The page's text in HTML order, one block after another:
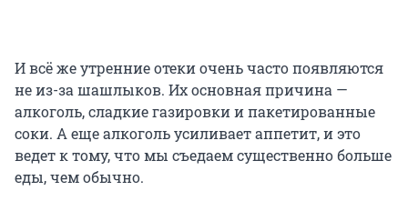
И всё же утренние отеки очень часто появляются
не из-за шашлыков. Их основная причина —
алкоголь, сладкие газировки и пакетированные
соки. А еще алкоголь усиливает аппетит, и это
ведет к тому, что мы съедаем существенно больше
еды, чем обычно.